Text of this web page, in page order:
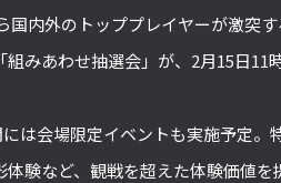
国内外のトッププレイヤーが激突
みあわせ抽選会」が、2月15日11
は会場限定イベントも実施予定。
験など、観戦を超えた体験価値を